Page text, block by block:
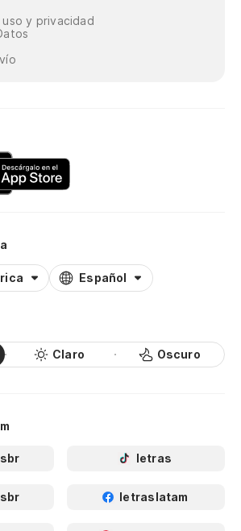
y privacidad
Español
Claro Oscuro
letras
letraslatam